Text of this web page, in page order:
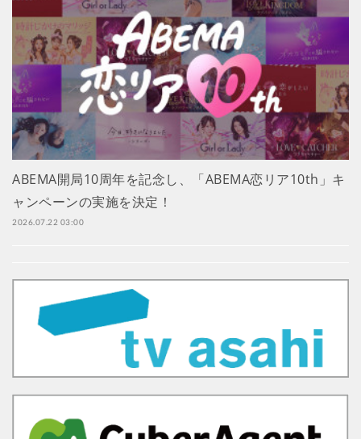
ABEMA開局10周年を記念し、「ABEMA恋リア10th」キ
ャンペーンの実施を決定！
2026.07.22 03:00